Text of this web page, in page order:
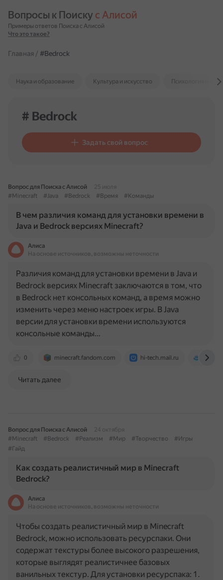
Вопросы к Поиску с Алисой
Примеры ответов Поиска с Алисой
Что это такое?
Главная / #Bedrock
Наука и образование Культура и искусство Психология и
# Bedrock
Задать свой вопрос
Вопрос для Поиска с Алисой
25 июля
#Minecraft
#Java #Bedrock #Время #Команды
В чем различия команд для установки времени в
Java и Bedrock версиях Minecraft?
Алиса
На основе источников, возможны неточности
0 minecraft.fandom.com hi-tech.mail.ru
Различия команд для установки времени в Java и
Bedrock версиях Minecraft заключаются в том, что
в Bedrock нет консольных команд, а время можно
изменить через меню настроек игры. В Java
версии для установки времени используются
консольные команды…
Читать далее
Вопрос для Поиска с Алисой
24 октября
#Minecraft
#Bedrock #Реализм #Мир #Творчество
#Игры
#Гайд
Как создать реалистичный мир в Minecraft
Bedrock?
Алиса
На основе источников, возможны неточности
Чтобы создать реалистичный мир в Minecraft
Bedrock, можно использовать ресурспаки. Они
содержат текстуры более высокого разрешения,
которые выглядят реалистичнее базовых
ванильных текстур. Для установки ресурспака: 1.